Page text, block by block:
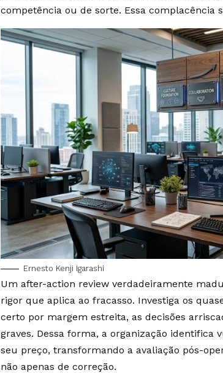
competência ou de sorte. Essa complacência
Ernesto Kenji Igarashi
Um after-action review verdadeiramente
rigor que aplica ao fracasso. Investiga os
certo por margem estreita, as decisões
graves. Dessa forma, a organização identifica
seu preço, transformando a avaliação pós-
não apenas de correção.